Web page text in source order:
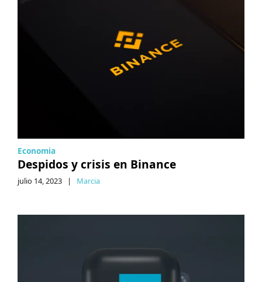
Economia
Despidos y crisis en Binance
julio 14, 2023 | Marcia